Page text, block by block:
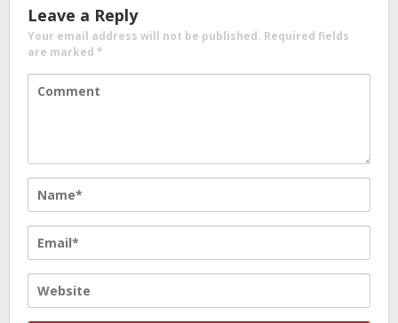
Leave a Reply
Your email address will not be published. Required fields
are marked *